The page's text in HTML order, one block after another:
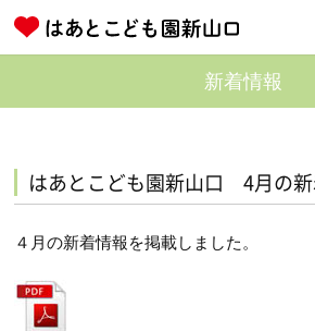
新着情報
はあとこども園新山口 4月の
４月の新着情報を掲載しました。